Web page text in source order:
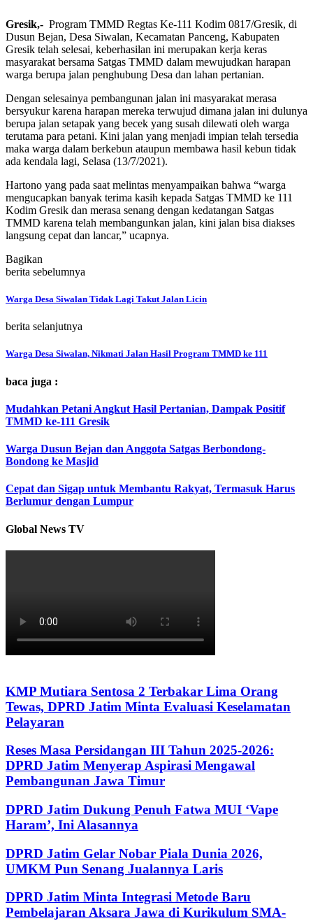
Gresik,- Program TMMD Regtas Ke-111 Kodim 0817/Gresik, di
Dusun Bejan, Desa Siwalan, Kecamatan Panceng, Kabupaten
Gresik telah selesai, keberhasilan ini merupakan kerja keras
masyarakat bersama Satgas TMMD dalam mewujudkan harapan
warga berupa jalan penghubung Desa dan lahan pertanian.
Dengan selesainya pembangunan jalan ini masyarakat merasa
bersyukur karena harapan mereka terwujud dimana jalan ini dulunya
berupa jalan setapak yang becek yang susah dilewati oleh warga
terutama para petani. Kini jalan yang menjadi impian telah tersedia
maka warga dalam berkebun ataupun membawa hasil kebun tidak
ada kendala lagi, Selasa (13/7/2021).
Hartono yang pada saat melintas menyampaikan bahwa “warga
mengucapkan banyak terima kasih kepada Satgas TMMD ke 111
Kodim Gresik dan merasa senang dengan kedatangan Satgas
TMMD karena telah membangunkan jalan, kini jalan bisa diakses
langsung cepat dan lancar,” ucapnya.
Bagikan
berita sebelumnya
Warga Desa Siwalan Tidak Lagi Takut Jalan Licin
berita selanjutnya
Warga Desa Siwalan, Nikmati Jalan Hasil Program TMMD ke 111
baca juga :
Mudahkan Petani Angkut Hasil Pertanian, Dampak Positif
TMMD ke-111 Gresik
Warga Dusun Bejan dan Anggota Satgas Berbondong-
Bondong ke Masjid
Cepat dan Sigap untuk Membantu Rakyat, Termasuk Harus
Berlumur dengan Lumpur
Global News TV
KMP Mutiara Sentosa 2 Terbakar Lima Orang
Tewas, DPRD Jatim Minta Evaluasi Keselamatan
Pelayaran
Reses Masa Persidangan III Tahun 2025-2026:
DPRD Jatim Menyerap Aspirasi Mengawal
Pembangunan Jawa Timur
DPRD Jatim Dukung Penuh Fatwa MUI ‘Vape
Haram’, Ini Alasannya
DPRD Jatim Gelar Nobar Piala Dunia 2026,
UMKM Pun Senang Jualannya Laris
DPRD Jatim Minta Integrasi Metode Baru
Pembelajaran Aksara Jawa di Kurikulum SMA-